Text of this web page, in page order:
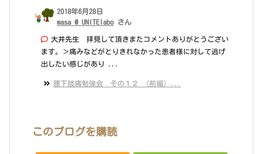
2018年6月28日
masa @ UNITElabo さん
大井先生 拝見して頂きまたコメントありがとうござい
ます。＞痛みなどがとりきれなかった患者様に対して逃げ
出したい感じがあり ...
腰下肢痛勉強会 その１２ （前編）...
このブログを購読